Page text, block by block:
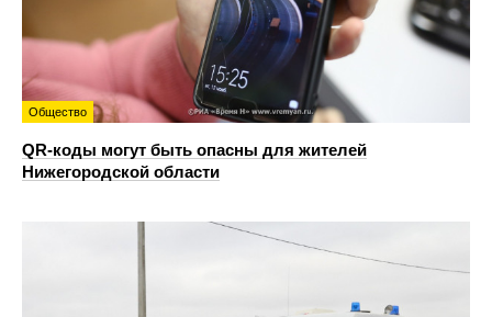
Общество
QR-коды могут быть опасны для жителей
Нижегородской области